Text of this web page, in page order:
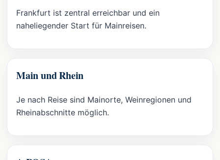
Frankfurt ist zentral erreichbar und ein
naheliegender Start für Mainreisen.
Main und Rhein
Je nach Reise sind Mainorte, Weinregionen und
Rheinabschnitte möglich.